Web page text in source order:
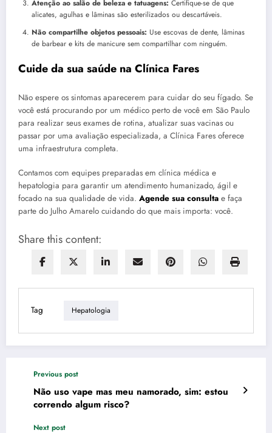
Atenção ao salão de beleza e tatuagens: Certifique-se de que
alicates, agulhas e lâminas são esterilizados ou descartáveis.
Não compartilhe objetos pessoais: Use escovas de dente, lâminas
de barbear e kits de manicure sem compartilhar com ninguém.
Cuide da sua saúde na Clínica Fares
Não espere os sintomas aparecerem para cuidar do seu fígado. Se
você está procurando por um médico perto de você em São Paulo
para realizar seus exames de rotina, atualizar suas vacinas ou
passar por uma avaliação especializada, a Clínica Fares oferece
uma infraestrutura completa.
Contamos com equipes preparadas em clínica médica e
hepatologia para garantir um atendimento humanizado, ágil e
focado na sua qualidade de vida. Agende sua consulta e faça
parte do Julho Amarelo cuidando do que mais importa: você.
Share this content:
Tag Hepatologia
Previous post
Não uso vape mas meu namorado, sim: estou
correndo algum risco?
Next post